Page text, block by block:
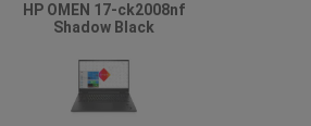
HP OMEN 17-ck2008nf
Shadow Black